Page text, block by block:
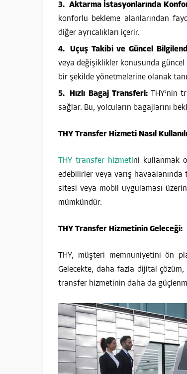
Aktarma İstasyonlarında
konforlu bekleme alanlarından
diğer ayrıcalıkları içerir.
Uçuş Takibi ve Güncel
veya değişiklikler konusunda
bir şekilde yönetmelerine olanak
Hızlı Bagaj Transferi:THY’nin
sağlar. Bu, yolcuların bagajlarını
THY Transfer Hizmeti Nasıl
THY transfer hizmetini kullanmak
edebilirler veya varış
sitesi veya mobil uygulaması
mümkündür.
THY Transfer Hizmetinin Geleceği:
THY, müşteri memnuniyetini ön
Gelecekte, daha fazla dijital çözüm,
transfer hizmetinin daha da